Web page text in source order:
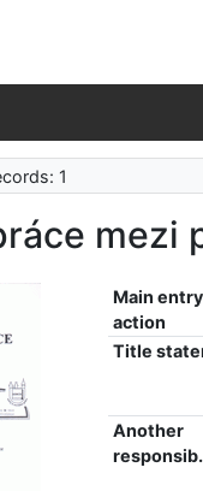
1
mezi
Main
action
Title
Another
responsib.